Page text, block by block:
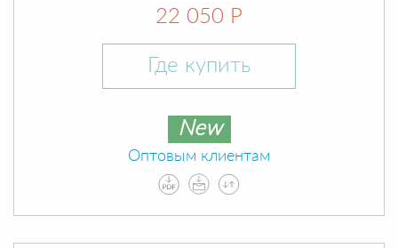
22 050 Р
Где купить
New
Оптовым клиентам